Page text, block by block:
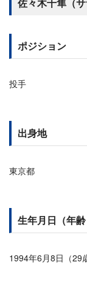
ポジション
投手
出身地
東京都
生年月日（年齢
1994年6月8日（29